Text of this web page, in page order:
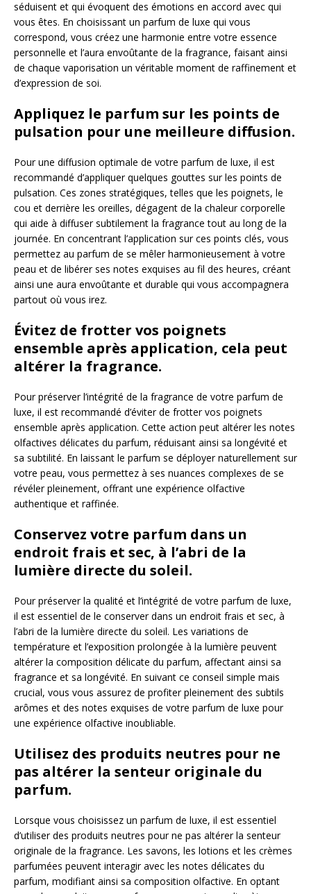
séduisent et qui évoquent des émotions en accord avec qui
vous êtes. En choisissant un parfum de luxe qui vous
correspond, vous créez une harmonie entre votre essence
personnelle et l’aura envoûtante de la fragrance, faisant ainsi
de chaque vaporisation un véritable moment de raffinement et
d’expression de soi.
Appliquez le parfum sur les points de
pulsation pour une meilleure diffusion.
Pour une diffusion optimale de votre parfum de luxe, il est
recommandé d’appliquer quelques gouttes sur les points de
pulsation. Ces zones stratégiques, telles que les poignets, le
cou et derrière les oreilles, dégagent de la chaleur corporelle
qui aide à diffuser subtilement la fragrance tout au long de la
journée. En concentrant l’application sur ces points clés, vous
permettez au parfum de se mêler harmonieusement à votre
peau et de libérer ses notes exquises au fil des heures, créant
ainsi une aura envoûtante et durable qui vous accompagnera
partout où vous irez.
Évitez de frotter vos poignets
ensemble après application, cela peut
altérer la fragrance.
Pour préserver l’intégrité de la fragrance de votre parfum de
luxe, il est recommandé d’éviter de frotter vos poignets
ensemble après application. Cette action peut altérer les notes
olfactives délicates du parfum, réduisant ainsi sa longévité et
sa subtilité. En laissant le parfum se déployer naturellement sur
votre peau, vous permettez à ses nuances complexes de se
révéler pleinement, offrant une expérience olfactive
authentique et raffinée.
Conservez votre parfum dans un
endroit frais et sec, à l’abri de la
lumière directe du soleil.
Pour préserver la qualité et l’intégrité de votre parfum de luxe,
il est essentiel de le conserver dans un endroit frais et sec, à
l’abri de la lumière directe du soleil. Les variations de
température et l’exposition prolongée à la lumière peuvent
altérer la composition délicate du parfum, affectant ainsi sa
fragrance et sa longévité. En suivant ce conseil simple mais
crucial, vous vous assurez de profiter pleinement des subtils
arômes et des notes exquises de votre parfum de luxe pour
une expérience olfactive inoubliable.
Utilisez des produits neutres pour ne
pas altérer la senteur originale du
parfum.
Lorsque vous choisissez un parfum de luxe, il est essentiel
d’utiliser des produits neutres pour ne pas altérer la senteur
originale de la fragrance. Les savons, les lotions et les crèmes
parfumées peuvent interagir avec les notes délicates du
parfum, modifiant ainsi sa composition olfactive. En optant